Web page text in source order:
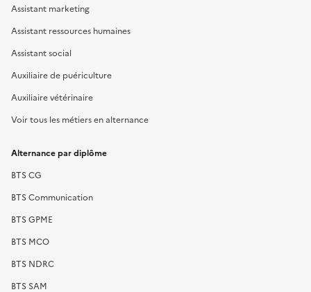
Assistant marketing
Assistant ressources humaines
Assistant social
Auxiliaire de puériculture
Auxiliaire vétérinaire
Voir tous les métiers en alternance
Alternance par diplôme
BTS CG
BTS Communication
BTS GPME
BTS MCO
BTS NDRC
BTS SAM